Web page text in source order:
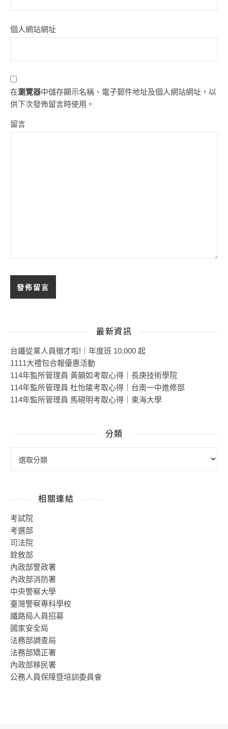
個人網站網址
在瀏覽器中儲存顯示名稱、電子郵件地址及個人網站網址，以
供下次發佈留言時使用。
留言
最新資訊
台鐵從業人員徵才啦!｜年度班 10,000 起
1111大禮包合報優惠活動
114年監所管理員 黃韻如考取心得｜長庚技術學院
114年監所管理員 杜怡陵考取心得｜台南一中進修部
114年監所管理員 馬硯明考取心得｜東海大學
分類
相關連結
考試院
考選部
司法院
銓敘部
內政部警政署
內政部消防署
中央警察大學
臺灣警察專科學校
鐵路局人員招募
國家安全局
法務部調查局
法務部矯正署
內政部移民署
公務人員保障暨培訓委員會